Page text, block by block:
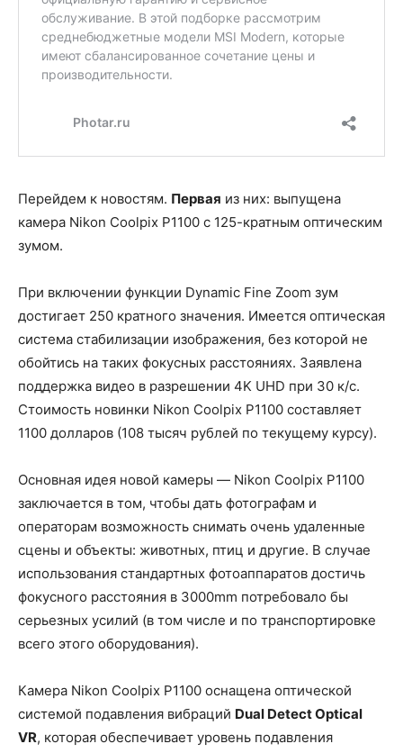
Перейдем к новостям. Первая из них: выпущена
камера Nikon Coolpix P1100 с 125-кратным оптическим
зумом.
При включении функции Dynamic Fine Zoom зум
достигает 250 кратного значения. Имеется оптическая
система стабилизации изображения, без которой не
обойтись на таких фокусных расстояниях. Заявлена
поддержка видео в разрешении 4K UHD при 30 к/с.
Стоимость новинки Nikon Coolpix P1100 составляет
1100 долларов (108 тысяч рублей по текущему курсу).
Основная идея новой камеры — Nikon Coolpix P1100
заключается в том, чтобы дать фотографам и
операторам возможность снимать очень удаленные
сцены и объекты: животных, птиц и другие. В случае
использования стандартных фотоаппаратов достичь
фокусного расстояния в 3000mm потребовало бы
серьезных усилий (в том числе и по транспортировке
всего этого оборудования).
Камера Nikon Coolpix P1100 оснащена оптической
системой подавления вибраций Dual Detect Optical
VR, которая обеспечивает уровень подавления